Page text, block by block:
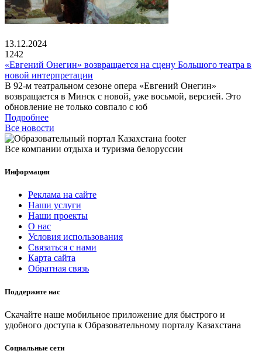
13.12.2024
1242
«Евгений Онегин» возвращается на сцену Большого театра в
новой интерпретации
В 92-м театральном сезоне опера «Евгений Онегин»
возвращается в Минск с новой, уже восьмой, версией. Это
обновление не только совпало с юб
Подробнее
Все новости
Все компании отдыха и туризма белоруссии
Информация
Реклама на сайте
Наши услуги
Наши проекты
О нас
Условия использования
Связаться с нами
Карта сайта
Обратная связь
Поддержите нас
Скачайте наше мобильное приложение для быстрого и
удобного доступа к Образовательному порталу Казахстана
Социальные сети